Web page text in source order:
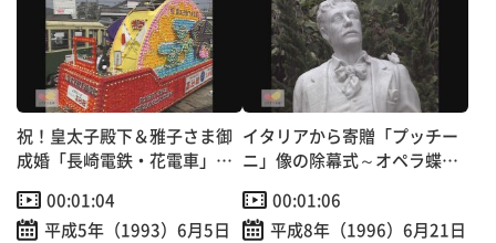
祝！皇太子殿下＆雅子さま御
成婚「長崎電鉄・花電車」走
00:01:04
平成5年（1993）6月5日
イタリアから寄贈「プッチー
ニ」像の除幕式～オペラ蝶々
00:01:06
平成8年（1996）6月21日